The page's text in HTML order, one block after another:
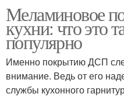
Меламиновое
кухни: что это
популярно
Именно покрытию ДСП
внимание. Ведь от его
службы кухонного